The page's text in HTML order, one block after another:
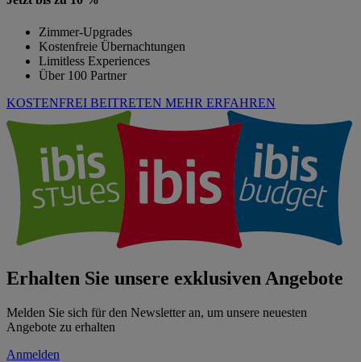
Zimmer-Upgrades
Kostenfreie Übernachtungen
Limitless Experiences
Über 100 Partner
KOSTENFREI BEITRETEN MEHR ERFAHREN
Erhalten Sie unsere exklusiven Angebote
Melden Sie sich für den Newsletter an, um unsere neuesten
Angebote zu erhalten
Anmelden